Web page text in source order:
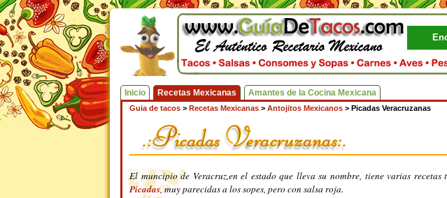
Inicio Recetas Mexicanas Amantes de la Cocina Mexicana
Guia de tacos > Recetas Mexicanas > Antojitos Mexicanos > Picadas Veracruzanas
El muncipio de Veracruz,en el estado que lleva su nombre, tiene varias
Picadas, muy parecidas a los sopes, pero con salsa roja.